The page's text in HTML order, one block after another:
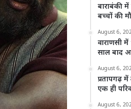
बाराबंकी
बच्चों की
August 6,
वाराणसी
साल बाद
August 6,
प्रतापगढ़ में
एक ही
August 6,